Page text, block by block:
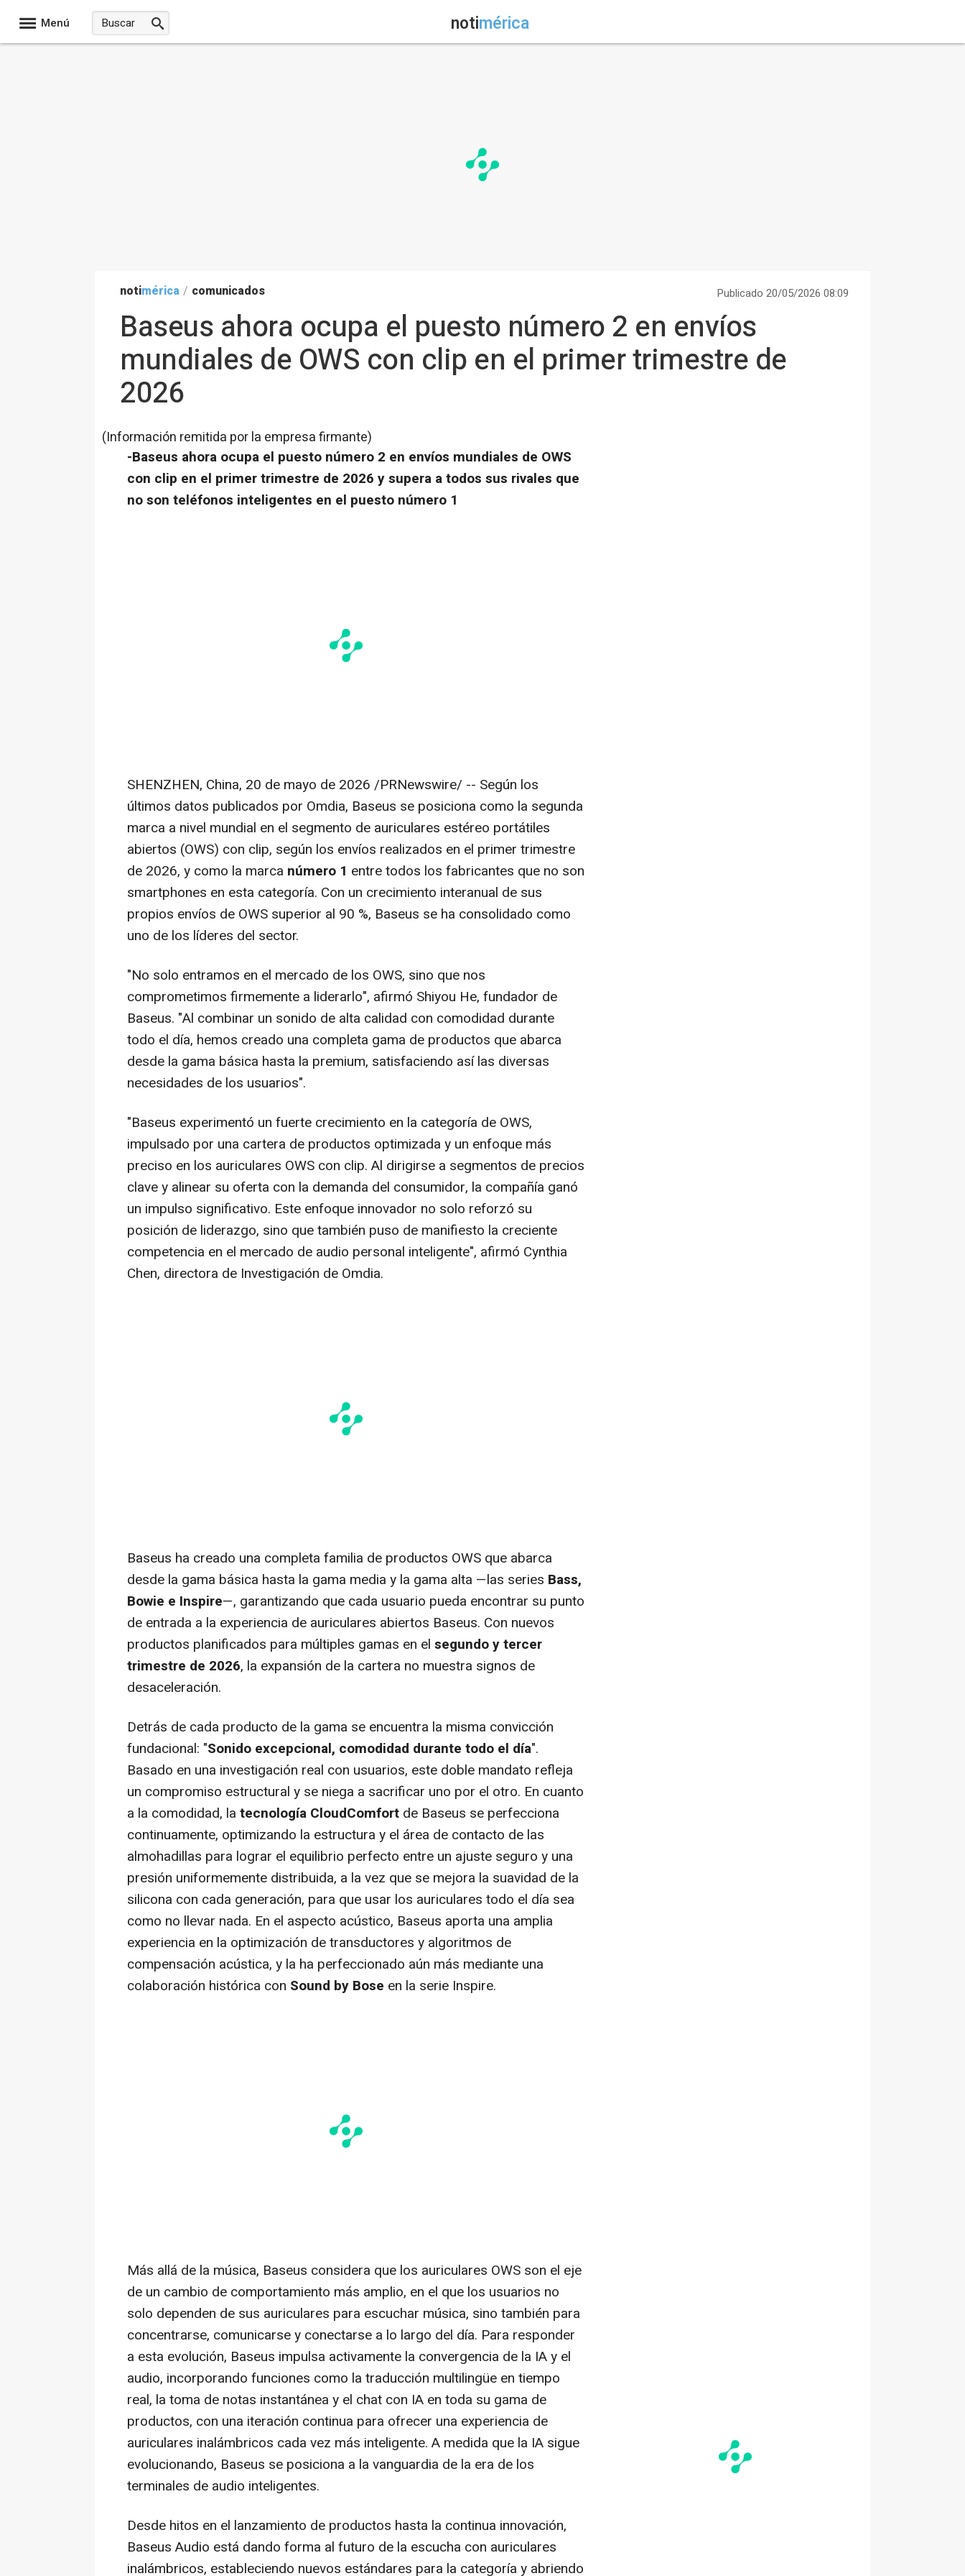
Menú notimérica
notimérica / comunicados Publicado 20/05/2026 08:09
Baseus ahora ocupa el puesto número 2 en envíos
mundiales de OWS con clip en el primer trimestre de
2026
(Información remitida por la empresa firmante)
-Baseus ahora ocupa el puesto número 2 en envíos mundiales de OWS
con clip en el primer trimestre de 2026 y supera a todos sus rivales que
no son teléfonos inteligentes en el puesto número 1
SHENZHEN, China, 20 de mayo de 2026 /PRNewswire/ -- Según los
últimos datos publicados por Omdia, Baseus se posiciona como la segunda
marca a nivel mundial en el segmento de auriculares estéreo portátiles
abiertos (OWS) con clip, según los envíos realizados en el primer trimestre
de 2026, y como la marca número 1 entre todos los fabricantes que no son
smartphones en esta categoría. Con un crecimiento interanual de sus
propios envíos de OWS superior al 90 %, Baseus se ha consolidado como
uno de los líderes del sector.
"No solo entramos en el mercado de los OWS, sino que nos
comprometimos firmemente a liderarlo", afirmó Shiyou He, fundador de
Baseus. "Al combinar un sonido de alta calidad con comodidad durante
todo el día, hemos creado una completa gama de productos que abarca
desde la gama básica hasta la premium, satisfaciendo así las diversas
necesidades de los usuarios".
"Baseus experimentó un fuerte crecimiento en la categoría de OWS,
impulsado por una cartera de productos optimizada y un enfoque más
preciso en los auriculares OWS con clip. Al dirigirse a segmentos de precios
clave y alinear su oferta con la demanda del consumidor, la compañía ganó
un impulso significativo. Este enfoque innovador no solo reforzó su
posición de liderazgo, sino que también puso de manifiesto la creciente
competencia en el mercado de audio personal inteligente", afirmó Cynthia
Chen, directora de Investigación de Omdia.
Baseus ha creado una completa familia de productos OWS que abarca
desde la gama básica hasta la gama media y la gama alta —las series Bass,
Bowie e Inspire—, garantizando que cada usuario pueda encontrar su punto
de entrada a la experiencia de auriculares abiertos Baseus. Con nuevos
productos planificados para múltiples gamas en el segundo y tercer
trimestre de 2026, la expansión de la cartera no muestra signos de
desaceleración.
Detrás de cada producto de la gama se encuentra la misma convicción
fundacional: "Sonido excepcional, comodidad durante todo el día".
Basado en una investigación real con usuarios, este doble mandato refleja
un compromiso estructural y se niega a sacrificar uno por el otro. En cuanto
a la comodidad, la tecnología CloudComfort de Baseus se perfecciona
continuamente, optimizando la estructura y el área de contacto de las
almohadillas para lograr el equilibrio perfecto entre un ajuste seguro y una
presión uniformemente distribuida, a la vez que se mejora la suavidad de la
silicona con cada generación, para que usar los auriculares todo el día sea
como no llevar nada. En el aspecto acústico, Baseus aporta una amplia
experiencia en la optimización de transductores y algoritmos de
compensación acústica, y la ha perfeccionado aún más mediante una
colaboración histórica con Sound by Bose en la serie Inspire.
Más allá de la música, Baseus considera que los auriculares OWS son el eje
de un cambio de comportamiento más amplio, en el que los usuarios no
solo dependen de sus auriculares para escuchar música, sino también para
concentrarse, comunicarse y conectarse a lo largo del día. Para responder
a esta evolución, Baseus impulsa activamente la convergencia de la IA y el
audio, incorporando funciones como la traducción multilingüe en tiempo
real, la toma de notas instantánea y el chat con IA en toda su gama de
productos, con una iteración continua para ofrecer una experiencia de
auriculares inalámbricos cada vez más inteligente. A medida que la IA sigue
evolucionando, Baseus se posiciona a la vanguardia de la era de los
terminales de audio inteligentes.
Desde hitos en el lanzamiento de productos hasta la continua innovación,
Baseus Audio está dando forma al futuro de la escucha con auriculares
inalámbricos, estableciendo nuevos estándares para la categoría y abriendo